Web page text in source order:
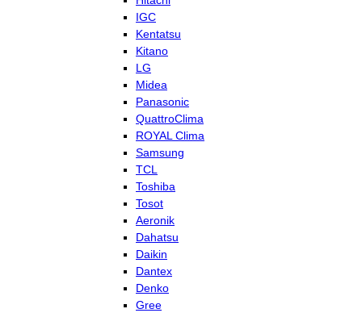
IGC
Kentatsu
Kitano
LG
Midea
Panasonic
QuattroClima
ROYAL Clima
Samsung
TCL
Toshiba
Tosot
Aeronik
Dahatsu
Daikin
Dantex
Denko
Gree